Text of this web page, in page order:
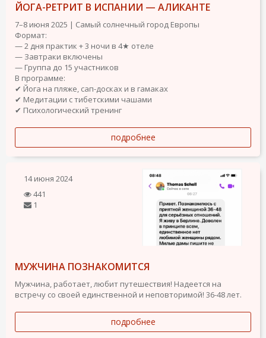
ЙОГА-РЕТРИТ В ИСПАНИИ — АЛИКАНТЕ
7–8 июня 2025 | Самый солнечный город Европы
Формат:
— 2 дня практик + 3 ночи в 4★ отеле
— Завтраки включены
— Группа до 15 участников
В программе:
✔ Йога на пляже, сап-досках и в гамаках
✔ Медитации с тибетскими чашами
✔ Психологический тренинг
подробнее
14 июня 2024
441
1
МУЖЧИНА ПОЗНАКОМИТСЯ
Мужчина, работает, любит путешествия! Надеется на
встречу со своей единственной и неповторимой! 36-48 лет.
подробнее